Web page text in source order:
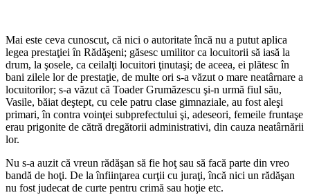
Mai este ceva cunoscut, că nici o au­toritate încă nu a putut aplica
legea pre­staţiei în Rădăşeni; găsesc umilitor ca lo­cuitorii să iasă la
drum, la şosele, ca cei­lalţi locuitori ţinutaşi; de aceea, ei plătesc în
bani zilele lor de prestaţie, de multe ori s-a văzut o mare neatârnare a
locui­torilor; s-a văzut că Toader Grumăzescu şi-n urmă fiul său,
Vasile, băiat deştept, cu cele patru clase gimnaziale, au fost aleşi
primari, în contra voinţei sub­prefectului şi, adeseori, femeile fruntaşe
erau prigonite de cătră dregătorii admini­strativi, din cauza neatârnării
lor.
Nu s-a auzit că vreun rădăşan să fie hoţ sau să facă parte din vreo
bandă de hoţi. De la înfiinţarea curţii cu juraţi, încă nici un rădăşan
nu fost judecat de curte pentru crimă sau hoţie etc.